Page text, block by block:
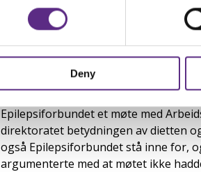
Deny
– Excel-dokumentet var 55 sider
tydelig i avslaget på klagen at
Klaget videre
Epilepsiforbundet et møte med
direktoratet betydningen av dietten
også Epilepsiforbundet stå inne for,
argumenterte med at møtet ikke